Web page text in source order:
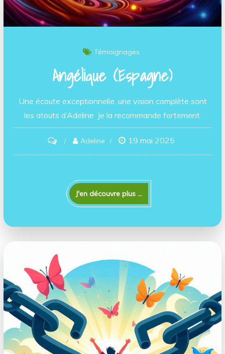
Témoignages
Angélique (Espagne)
Une écoute exceptionnelle, une vision complète sont
les atouts d’Adeline. Je la recommande fortement.
on
Angélique
Adeline 19 mai 2025
J'en découvre plus ...